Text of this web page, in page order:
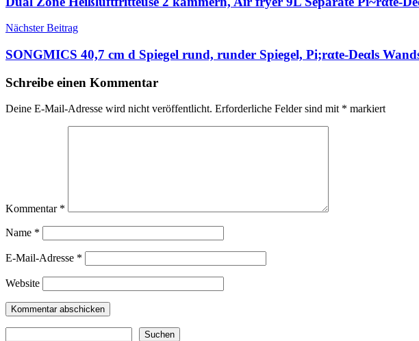
Nächster Beitrag
SONGMICS 40,7 cm d Spiegel rund, runder Spiegel, Pi;rαtе-Dеαls
Schreibe einen Kommentar
Deine E-Mail-Adresse wird nicht veröffentlicht. Erforderliche Felder sind mit * markiert
Kommentar *
Name *
E-Mail-Adresse *
Website
Suchen